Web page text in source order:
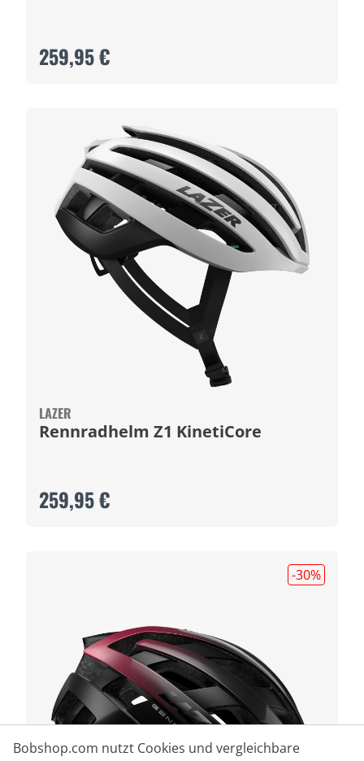
259,95 €
LAZER
Rennradhelm Z1 KinetiCore
259,95 €
-30%
Bobshop.com nutzt Cookies und vergleichbare